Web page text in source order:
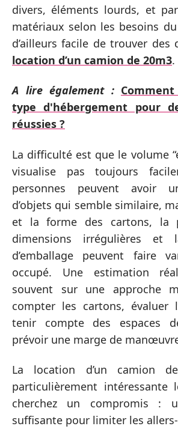
divers, éléments lourds, et
matériaux selon les besoins
d’ailleurs facile de trouver des
location d’un camion de 20m3.
A lire également :
type d'hébergement pour
réussies ?
La difficulté est que le volume
visualise pas toujours
personnes peuvent avoir
d’objets qui semble similaire,
et la forme des cartons, la
dimensions irrégulières et
d’emballage peuvent faire
occupé. Une estimation
souvent sur une approche
compter les cartons, évaluer
tenir compte des espaces
prévoir une marge de
La location d’un camion
particulièrement intéressante
cherchez un compromis :
suffisante pour limiter les